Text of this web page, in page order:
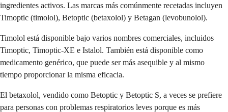
ingredientes activos. Las marcas más comúnmente recetadas incluyen
Timoptic (timolol), Betoptic (betaxolol) y Betagan (levobunolol).
Timolol está disponible bajo varios nombres comerciales, incluidos
Timoptic, Timoptic-XE e Istalol. También está disponible como
medicamento genérico, que puede ser más asequible y al mismo
tiempo proporcionar la misma eficacia.
El betaxolol, vendido como Betoptic y Betoptic S, a veces se prefiere
para personas con problemas respiratorios leves porque es más